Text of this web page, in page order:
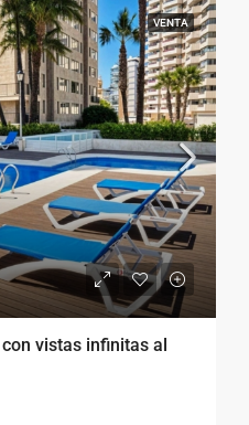
VENTA
vistas infinitas al